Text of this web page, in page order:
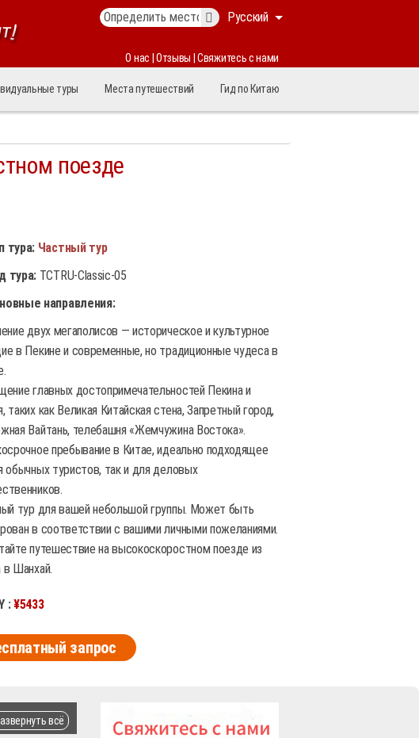
Русский
О нас Отзывы Свяжитесь с нами
туры Места путешествий Гид по Китаю
поезде
тура: Частный тур
тура: TCTRU-Classic-05
направления:
двух мегаполисов — историческое и культурное
в Пекине и современные, но традиционные чудеса в
главных достопримечательностей Пекина и
таких как Великая Китайская стена, Запретный город,
Вайтань, телебашня «Жемчужина Востока».
пребывание в Китае, идеально подходящее
обычных туристов, так и для деловых
тур для вашей небольшой группы. Может быть
в соответствии с вашими личными пожеланиями.
путешествие на высокоскоростном поезде из
в Шанхай.
:¥5433
запрос
всё